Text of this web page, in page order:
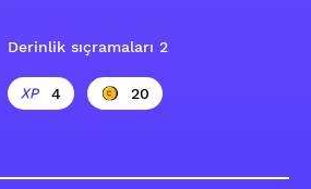
Derinlik sıçramaları 2
4 20